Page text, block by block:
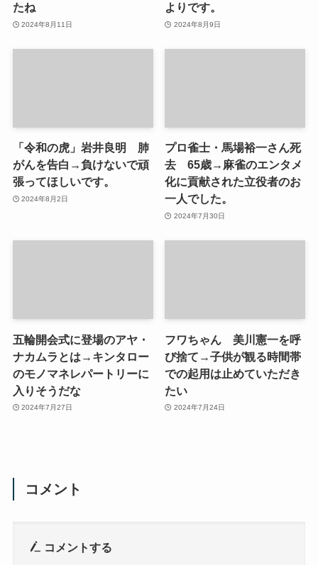
たね
2024年8月11日
よりです。
2024年8月9日
「令和の虎」岩井良明 肺
がんを告白→負けないで頑
張ってほしいです。
2024年8月2日
プロ雀士・馬場裕一さん死
去 65歳→麻雀のエンタメ
化に貢献された立役者のお
一人でした。
2024年7月30日
五輪開会式に登場のアヤ・
ナカムラとは→キンタロー
のモノマネレパートリーに
入りそうだな
2024年7月27日
フワちゃん 美川憲一を呼
び捨て→子供が観る時間帯
での起用は止めていただき
たい
2024年7月24日
コメント
コメントする